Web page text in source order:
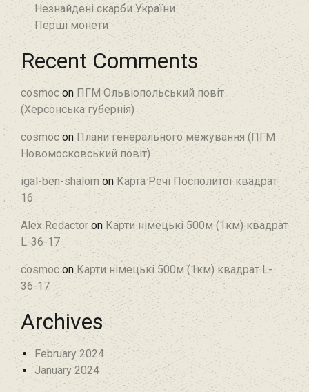
Незнайдені скарби України
Перші монети
Recent Comments
cosmoc on ПГМ Ольвіопольський повіт
(Херсонська губернія)
cosmoc on Плани генерального межування (ПГМ
Новомосковський повіт)
igal-ben-shalom on Карта Речі Посполитої квадрат
16
Alex Redactor on Карти німецькі 500м (1км) квадрат
L-36-17
cosmoc on Карти німецькі 500м (1км) квадрат L-
36-17
Archives
February 2024
January 2024